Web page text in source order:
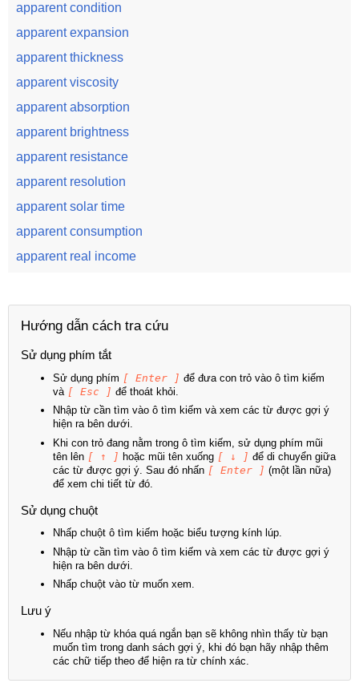
apparent condition
apparent expansion
apparent thickness
apparent viscosity
apparent absorption
apparent brightness
apparent resistance
apparent resolution
apparent solar time
apparent consumption
apparent real income
Hướng dẫn cách tra cứu
Sử dụng phím tắt
Sử dụng phím [ Enter ] để đưa con trỏ vào ô tìm kiếm
và [ Esc ] để thoát khỏi.
Nhập từ cần tìm vào ô tìm kiếm và xem các từ được gợi ý
hiện ra bên dưới.
Khi con trỏ đang nằm trong ô tìm kiếm, sử dụng phím mũi
tên lên [ ↑ ] hoặc mũi tên xuống [ ↓ ] để di chuyển giữa
các từ được gợi ý. Sau đó nhấn [ Enter ] (một lần nữa)
để xem chi tiết từ đó.
Sử dụng chuột
Nhấp chuột ô tìm kiếm hoặc biểu tượng kính lúp.
Nhập từ cần tìm vào ô tìm kiếm và xem các từ được gợi ý
hiện ra bên dưới.
Nhấp chuột vào từ muốn xem.
Lưu ý
Nếu nhập từ khóa quá ngắn bạn sẽ không nhìn thấy từ bạn
muốn tìm trong danh sách gợi ý, khi đó bạn hãy nhập thêm
các chữ tiếp theo để hiện ra từ chính xác.